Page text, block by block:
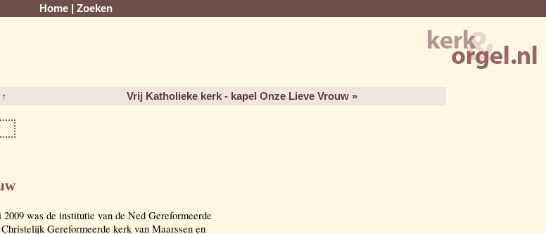
Home Zoeken
Vrij Katholieke kerk - kapel Onze Lieve Vrouw »
2009 was de institutie van de Ned Gereformeerde
Gereformeerde kerk van Maarssen en